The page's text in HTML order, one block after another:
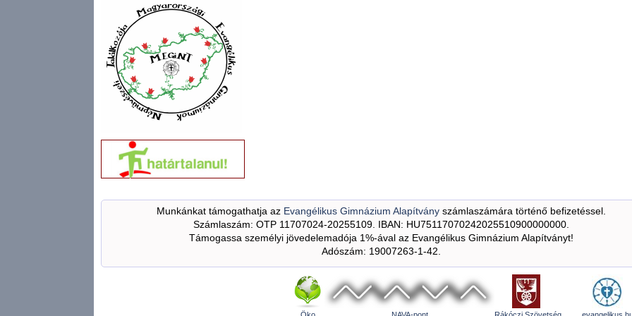
Munkánkat támogathatja az Evangélikus Gimnázium Alapítványszámlaszámára történő befizetéssel.
Számlaszám: OTP 11707024-20255109. IBAN: HU75117070242025510900000000.
Támogassa személyi jövedelemadója 1%-ával az Evangélikus Gimnázium Alapítványt!
Adószám: 19007263-1-42.